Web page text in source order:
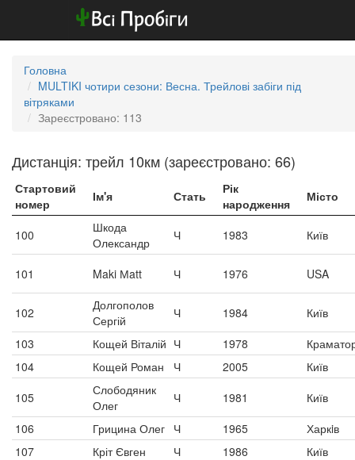
Головна
MULTIKI чотири сезони: Весна. Трейлові забіги під
вітряками
Зареєстровано: 113
Дистанція: трейл 10км (зареєстровано: 66)
Стартовий
номер
Ім'я Стать
Рік
народження
Місто
100
Шкода
Олександр
Ч 1983 Київ
101 Maki Мatt Ч 1976 USA
102
Долгополов
Сергій
Ч 1984
Київ
103
Кощей Віталій Ч 1978
104
Кощей Роман Ч 2005
Київ
105
Слободяник
Олег
Ч 1981
Київ
106
Грицина Олег Ч 1965
Харкiв
107
Кріт Євген Ч 1986
Київ